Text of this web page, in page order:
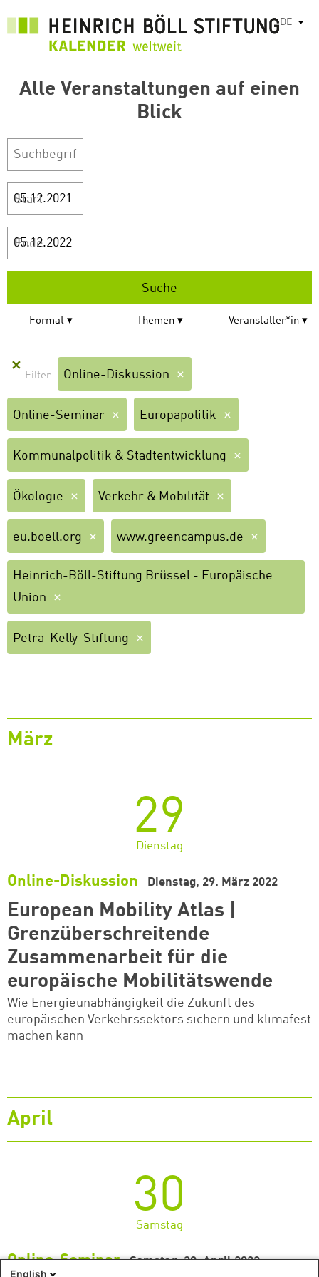
DE
Alle Veranstaltungen auf einen
Blick
Start
Ende
Format Themen Veranstalter*in
✕
Online-Diskussion
Online-Seminar Europapolitik
Kommunalpolitik & Stadtentwicklung
Ökologie Verkehr & Mobilität
eu.boell.org www.greencampus.de
Heinrich-Böll-Stiftung Brüssel - Europäische
Union
Petra-Kelly-Stiftung
März
29
Dienstag
Online-Diskussion Dienstag, 29. März 2022
European Mobility Atlas |
Grenzüberschreitende
Zusammenarbeit für die
europäische Mobilitätswende
Wie Energieunabhängigkeit die Zukunft des
europäischen Verkehrssektors sichern und klimafest
machen kann
April
30
Samstag
Online-Seminar Samstag, 30. April 2022
English